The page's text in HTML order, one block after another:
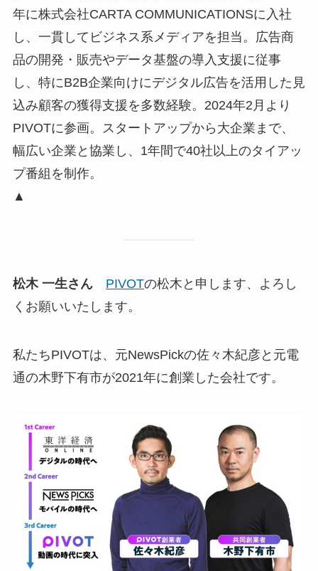
年に株式会社CARTA COMMUNICATIONSに入社
し、一貫してビジネス系メディアを担当。広告商
品の開発・販売やデータ基盤の導入支援に従事
し、特にB2B企業向けにデジタル広告を活用した見
込み顧客の獲得支援を多数経験。2024年2月より
PIVOTに参画。スタートアップから大企業まで、
幅広い企業と協業し、1年間で40社以上のタイアッ
プ番組を制作。
▲
松木 一生さん PIVOTの松木と申します、よろし
くお願いいたします。
私たちPIVOTは、元NewsPickの佐々木紀彦と元電
通の木野下有市が2021年に創業した会社です。